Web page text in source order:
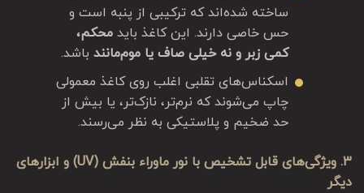
ساخته شده‌اند که ترکیبی از پنبه است و
حس خاصی دارند. این کاغذ باید محکم،
کمی زبر و نه خیلی صاف یا موم‌مانندباشد.
اسکناس‌های تقلبی اغلب روی کاغذ معمولی
چاپ می‌شوند که نرم‌تر، نازک‌تر، یا بیش از
حد ضخیم و پلاستیکی به نظر می‌رسند.
3. ویژگی‌های قابل تشخیص با نور ماوراء بنفش (UV) و ابزارهای
دیگر